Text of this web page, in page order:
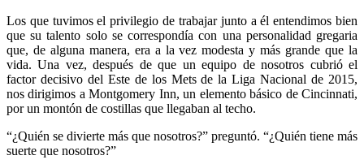
Los que tuvimos el privilegio de trabajar junto a él entendimos bien
que su talento solo se correspondía con una personalidad gregaria
que, de alguna manera, era a la vez modesta y más grande que la
vida. Una vez, después de que un equipo de nosotros cubrió el
factor decisivo del Este de los Mets de la Liga Nacional de 2015,
nos dirigimos a Montgomery Inn, un elemento básico de Cincinnati,
por un montón de costillas que llegaban al techo.
“¿Quién se divierte más que nosotros?” preguntó. “¿Quién tiene más
suerte que nosotros?”